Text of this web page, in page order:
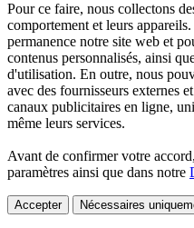
Pour ce faire, nous collectons
comportement et leurs
permanence notre site web et
contenus personnalisés, ainsi
d'utilisation. En outre, nous
avec des fournisseurs externes
canaux publicitaires en ligne,
même leurs services.
Avant de confirmer votre
paramètres ainsi que dans notre
Accepter Nécessaires